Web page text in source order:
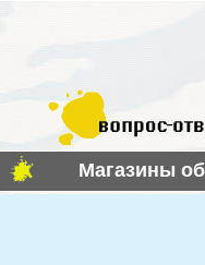
Магазины